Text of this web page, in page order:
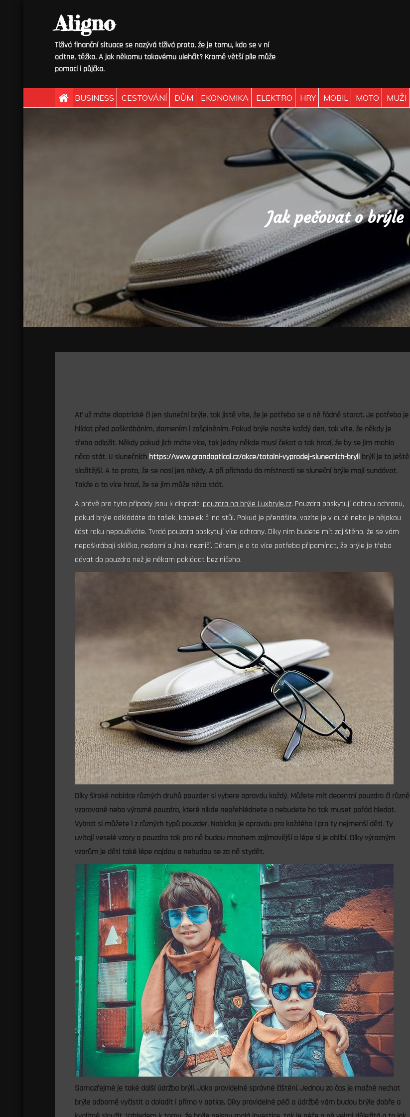
Aligno
Tíživá finanční situace se nazývá tíživá proto, že je tomu, kdo se v ní
ocitne, těžko. A jak někomu takovému ulehčit? Kromě větší píle může
pomoci i půjčka.
BUSINESS CESTOVÁNÍ DŮM EKONOMIKA ELEKTRO HRY MOBIL MOTO MUŽI
Jak pečovat o brýle
Ať už máte dioptrické či jen sluneční brýle, tak jistě víte, že je potřeba se o ně řádně starat. Je potřeba je
hlídat před poškrábáním, zlomením i zašpiněním. Pokud brýle nosíte každý den, tak víte, že někdy je
třeba odložit. Někdy pokud jich máte více, tak jedny někde musí čekat a tak hrozí, že by se jim mohlo
něco stát. U slunečních https://www.grandoptical.cz/akce/totalni-vyprodej-slunecnich-brylibrýlí je to ještě
složitější. A to proto, že se nosí jen někdy. A při příchodu do místnosti se sluneční brýle mají sundávat.
Takže o to více hrozí, že se jim může něco stát.
A právě pro tyto případy jsou k dispozici pouzdra na brýle Luxbryle.cz. Pouzdra poskytují dobrou ochranu,
pokud brýle odkládáte do tašek, kabelek či na stůl. Pokud je přenášíte, vozíte je v autě nebo je nějakou
část roku nepoužíváte. Tvrdá pouzdra poskytují více ochrany. Díky nim budete mít zajištěno, že se vám
nepoškrábají sklíčka, nezlomí a jinak nezničí. Dětem je o to více potřeba připomínat, že brýle je třeba
dávat do pouzdra než je někam pokládat bez ničeho.
Díky široké nabídce různých druhů pouzder si vybere opravdu každý. Můžete mít decentní pouzdro či různě
vzorované nebo výrazné pouzdro, které nikde nepřehlédnete a nebudete ho tak muset pořád hledat.
Vybrat si můžete i z různých typů pouzder. Nabídka je opravdu pro každého i pro ty nejmenší děti. Ty
uvítají veselé vzory a pouzdra tak pro ně budou mnohem zajímavější a lépe si je oblíbí. Díky výrazným
vzorům je děti také lépe najdou a nebudou se za ně stydět.
Samozřejmé je také další údržba brýlí. Jako pravidelné správné čištění. Jednou za čas je možné nechat
brýle odborně vyčistit a doladit i přímo v optice. Díky pravidelné péči a údržbě vám budou brýle dobře a